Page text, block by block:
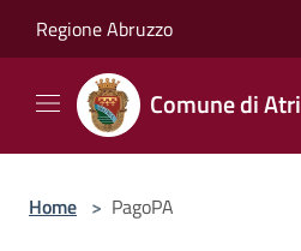
Regione Abruzzo
Comune di Atri
Home > PagoPA